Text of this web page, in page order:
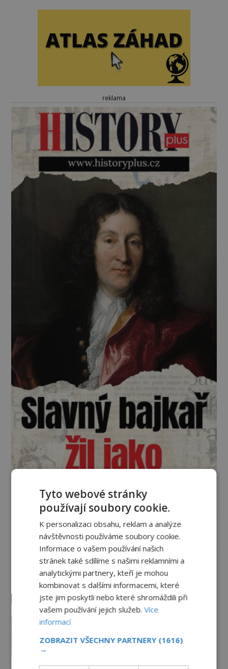
reklama
Vesmír a technologie
Co zachycují tajemné snímky
Marsu? Je na něm přeci jen voda?
PREMIUM 7.8.2026 1.3TIS
PREMIUM 27.7.2026 3.5TIS
Tyto webové stránky
používají soubory cookie.
K personalizaci obsahu, reklam a analýze
návštěvnosti používáme soubory cookie.
Informace o vašem používání našich
stránek také sdílíme s našimi reklamními a
analytickými partnery, kteří je mohou
kombinovat s dalšími informacemi, které
jste jim poskytli nebo které shromáždili při
vašem používání jejich služeb.Více
informací
ZOBRAZIT VŠECHNY PARTNERY (1616)
→